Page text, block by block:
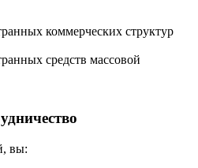
коммерческих структур
средств массовой
вы: